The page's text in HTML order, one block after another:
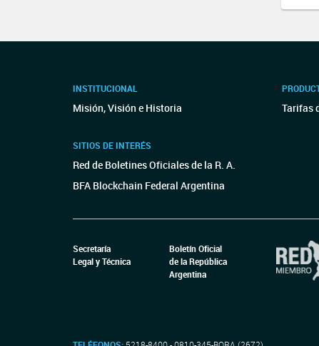
INSTITUCIONAL
Misión, Visión e Historia
SITIOS DE INTERÉS
Red de Boletines Oficiales de la R. A.
BFA Blockchain Federal Argentina
Tarifas
Secretaría
Legal y Técnica
Boletín Oficial
de la República
Argentina